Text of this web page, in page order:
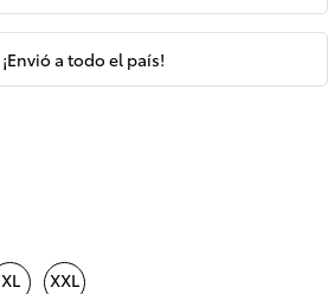
XL XXL
¡Envió a todo el país!